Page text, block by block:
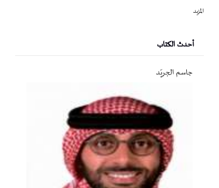
المزيد
أحدث الكتاب
جاسم الجريّد